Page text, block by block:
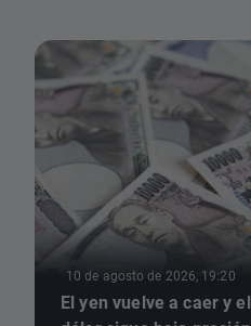
10 de agosto de 2026, 19:20
El yen vuelve a caer y el